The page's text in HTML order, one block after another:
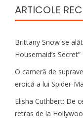
ARTICOLE
Brittany Snow se
Housemaid’s Secret”
O cameră de
eroică a lui Spider-
Elisha Cuthbert: De
retras de la